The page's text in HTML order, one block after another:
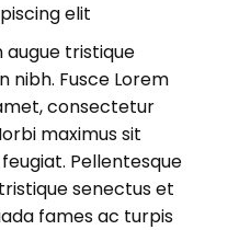
elit
augue tristique
nibh. Fusce Lorem
consectetur
maximus sit
Pellentesque
senectus et
fames ac turpis